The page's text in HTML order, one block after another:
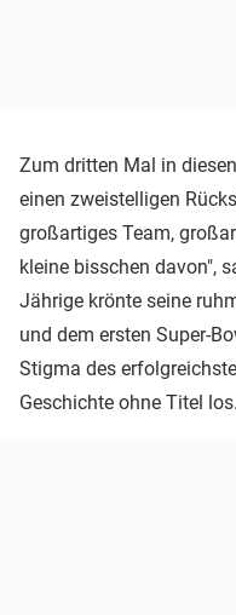
Zum dritten Mal in
einen zweistelligen
großartiges Team,
kleine bisschen davon",
Jährige krönte seine
und dem ersten Super-
Stigma des
Geschichte ohne Titel los.